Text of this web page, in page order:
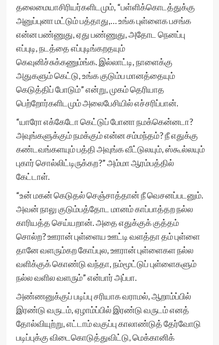
தலைமையாசிரியர்களிடமும், “பள்ளிக்கொடத்துக்கு
அனுப்புனா மட்டும் பத்தாது,… உங்க புள்ளைக பசங்க
என்ன பண்ணுது, ஏது பண்ணுது, அதோட நெனப்பு
எப்புடி, நடத்தை எப்புடிங்கறதயும்
கெவுனிச்சுக்கணும்ங்க. இல்லாட்டி, நாளைக்கு
அதுகளும் கெட்டு, உங்க குடும்ப மானத்தையும்
கெடுத்திப் போடும்” என்று, முகம் தெரியாத
பெற்றோர்களிடமும் அலைபேசியில் எச்சரிப்பான்.
“யாரோ எக்கேடோ கெட்டுப் போனா நமக்கென்னடா?
அவுங்களுக்கும் நமக்கும் என்ன சம்மந்தம்? நீ எதுக்கு
கண்டவங்களயும் பத்தி அவுங்க வீட்டுலயும், ஸ்கூல்லயும்
புகார் சொல்லிட்டிருக்கற?” அம்மா ஆரம்பத்தில்
கேட்டாள்.
“உன் மகன் கெடுதல் செஞ்சாத்தான் நீ வெசனப்படனும்.
அவன் நாலு குடும்பத்தோட மானம் காப்பாத்தற நல்ல
காரியத்த செய்யறான். அதை எதுக்குக் குத்தம்
சொல்ற? ஊரான் புள்ளைய ஊட்டி வளத்தா தம் புள்ளை
தானே வளரும்கற கோப்புல, ஊரான் புள்ளைகள நல்ல
வளிக்குக் கொண்டு வந்தா, நம்மூட்டுப் புள்ளைகளும்
நல்ல வளில வளரும்” என்பார் அப்பா.
அண்ணனுக்குப் படிப்பு சரியாக வராமல், ஆறாம்ப்பில்
இரண்டு வருடம், ஏழாம்ப்பில் இரண்டு வருடம் எனத்
தோல்வியுற்று, எட்டாம் வகுப்பு காலாண்டுத் தேர்வோடு
படிப்புக்கு விடைகொடுத்துவிட்டு, மெக்கானிக்